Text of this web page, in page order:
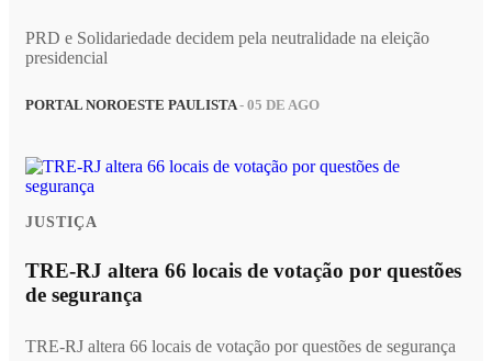
PRD e Solidariedade decidem pela neutralidade na eleição
presidencial
PORTAL NOROESTE PAULISTA- 05 DE AGO
JUSTIÇA
TRE-RJ altera 66 locais de votação por questões
de segurança
TRE-RJ altera 66 locais de votação por questões de segurança